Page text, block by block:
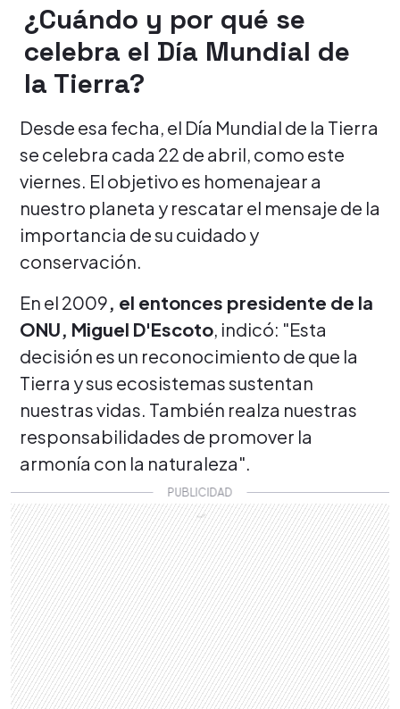
¿Cuándo y por qué se
celebra el Día Mundial de
la Tierra?
Desde esa fecha, el Día Mundial de la Tierra
se celebra cada 22 de abril, como este
viernes. El objetivo es homenajear a
nuestro planeta y rescatar el mensaje de la
importancia de su cuidado y
conservación.
En el 2009, el entonces presidente de la
ONU, Miguel D'Escoto, indicó: "Esta
decisión es un reconocimiento de que la
Tierra y sus ecosistemas sustentan
nuestras vidas. También realza nuestras
responsabilidades de promover la
armonía con la naturaleza".